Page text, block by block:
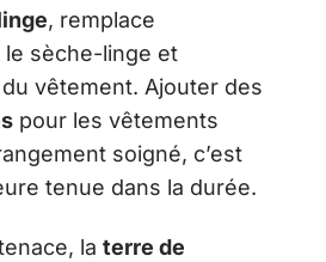
, remplace
sèche-linge et
vêtement. Ajouter des
pour les vêtements
soigné, c’est
tenue dans la durée.
la terre de